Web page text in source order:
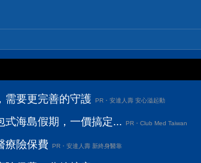
需要更完善的守護 PR・安達人壽 安心溢起動
式海島假期，一價搞定... PR・Club Med Taiwan
療險保費 PR・安達人壽 新終身醫靠